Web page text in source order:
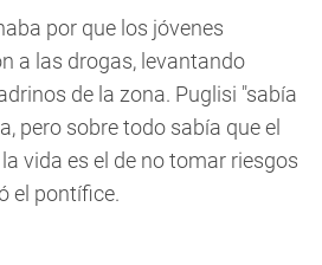
por que los jóvenes
a las drogas, levantando
de la zona. Puglisi "sabía
pero sobre todo sabía que el
vida es el de no tomar riesgos
el pontífice.